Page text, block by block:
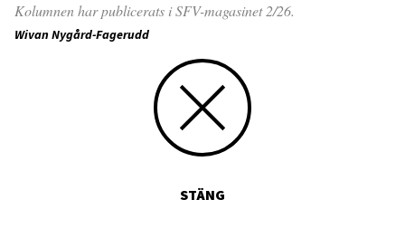
Kolumnen har publicerats i SFV-magasinet 2/26.
Wivan Nygård-Fagerudd
STÄNG